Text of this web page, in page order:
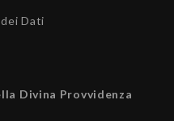
Dati
Divina Provvidenza